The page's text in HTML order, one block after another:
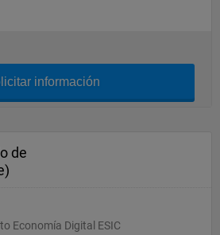
información
de
Economía Digital ESIC